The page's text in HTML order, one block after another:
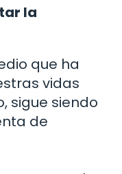
la
que ha
vidas
sigue siendo
de